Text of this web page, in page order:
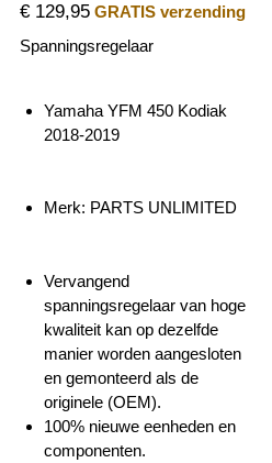
€ 129,95 GRATIS verzending
Spanningsregelaar
Yamaha YFM 450 Kodiak
2018-2019
Merk: PARTS UNLIMITED
Vervangend
spanningsregelaar van hoge
kwaliteit kan op dezelfde
manier worden aangesloten
en gemonteerd als de
originele (OEM).
100% nieuwe eenheden en
componenten.